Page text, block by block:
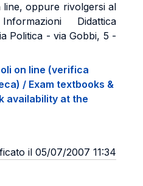
oppure rivolgersi al
Didattica
Politica - via Gobbi, 5 -
on line (verifica
/ Exam textbooks &
availability at the
il 05/07/2007 11:34